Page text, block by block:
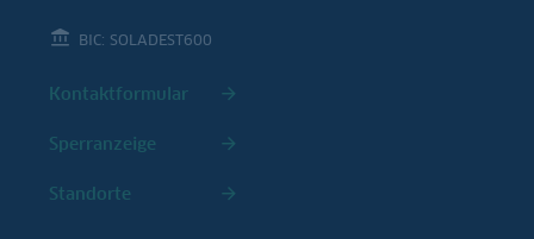
BIC: SOLADEST600
Kontaktformular
Sperranzeige
Standorte